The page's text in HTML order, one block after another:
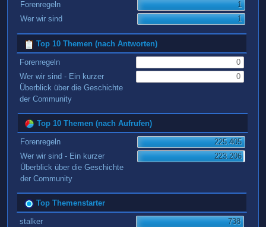
Forenregeln
1
Wer wir sind
1
Top 10 Themen (nach Antworten)
Forenregeln
0
Wer wir sind - Ein kurzer
Überblick über die Geschichte
der Community
0
Top 10 Themen (nach Aufrufen)
Forenregeln
225.405
Wer wir sind - Ein kurzer
Überblick über die Geschichte
der Community
223.206
Top Themenstarter
stalker
738